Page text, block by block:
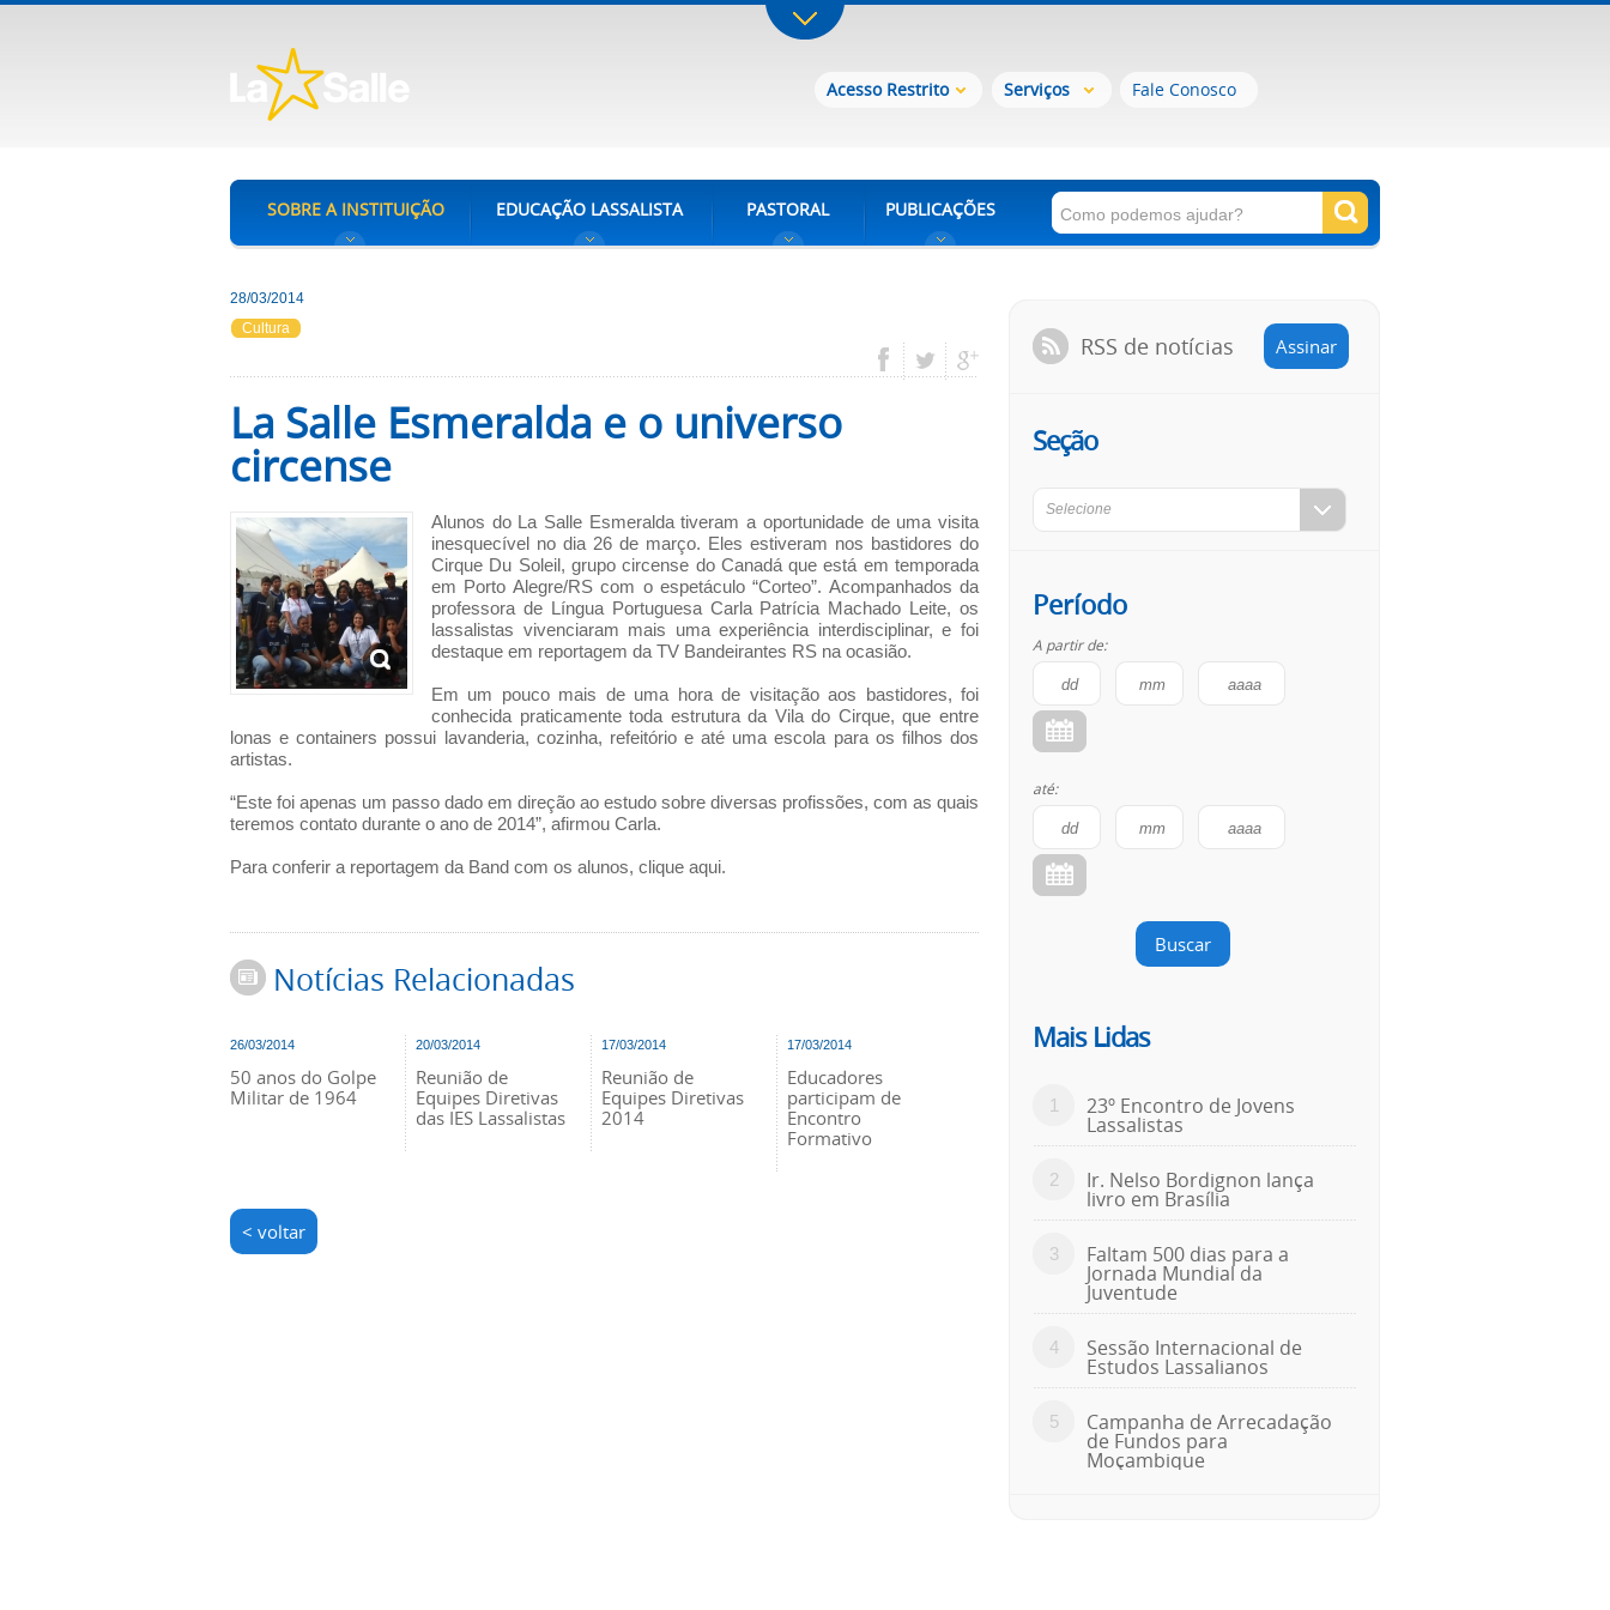
Acesso Restrito Serviços Fale Conosco
SOBRE A INSTITUIÇÃO EDUCAÇÃO LASSALISTA PASTORAL PUBLICAÇÕES
28/03/2014
Cultura
La Salle Esmeralda e o universo
circense
Alunos do La Salle Esmeralda tiveram a oportunidade de uma visita
inesquecível no dia 26 de março. Eles estiveram nos bastidores do
Cirque Du Soleil, grupo circense do Canadá que está em temporada
em Porto Alegre/RS com o espetáculo “Corteo”. Acompanhados da
professora de Língua Portuguesa Carla Patrícia Machado Leite, os
lassalistas vivenciaram mais uma experiência interdisciplinar, e foi
destaque em reportagem da TV Bandeirantes RS na ocasião.
Em um pouco mais de uma hora de visitação aos bastidores, foi
conhecida praticamente toda estrutura da Vila do Cirque, que entre
lonas e containers possui lavanderia, cozinha, refeitório e até uma escola para os filhos dos
artistas.
“Este foi apenas um passo dado em direção ao estudo sobre diversas profissões, com as quais
teremos contato durante o ano de 2014”, afirmou Carla.
Para conferir a reportagem da Band com os alunos, clique aqui.
Notícias Relacionadas
26/03/2014
50 anos do Golpe
Militar de 1964
20/03/2014
Reunião de
Equipes Diretivas
das IES Lassalistas
17/03/2014
Reunião de
Equipes Diretivas
2014
17/03/2014
Educadores
participam de
Encontro
Formativo
< voltar
RSS de notícias Assinar
Seção
Selecione
Período
A partir de:
até:
Buscar
Mais Lidas
1 23º Encontro de Jovens
Lassalistas
2 Ir. Nelso Bordignon lança
livro em Brasília
3 Faltam 500 dias para a
Jornada Mundial da
Juventude
4 Sessão Internacional de
Estudos Lassalianos
5 Campanha de Arrecadação
de Fundos para
Moçambique